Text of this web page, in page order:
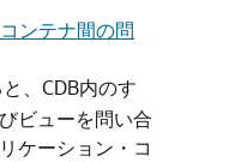
ンテナ間の問
、CDB内のす
ビューを問い合
ケーション・コ